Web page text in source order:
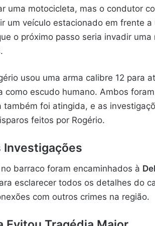
uma motocicleta, mas o condutor
um veículo estacionado em frente
o próximo passo seria invadir uma
usou uma arma calibre 12 para
como escudo humano. Ambos
também foi atingida, e as
feitos por Rogério.
Investigações
barraco foram encaminhados à
esclarecer todos os detalhes do
com outros crimes na região.